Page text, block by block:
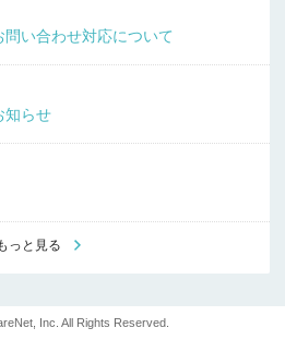
い合わせ対応について
知らせ
っと見る
Inc. All Rights Reserved.